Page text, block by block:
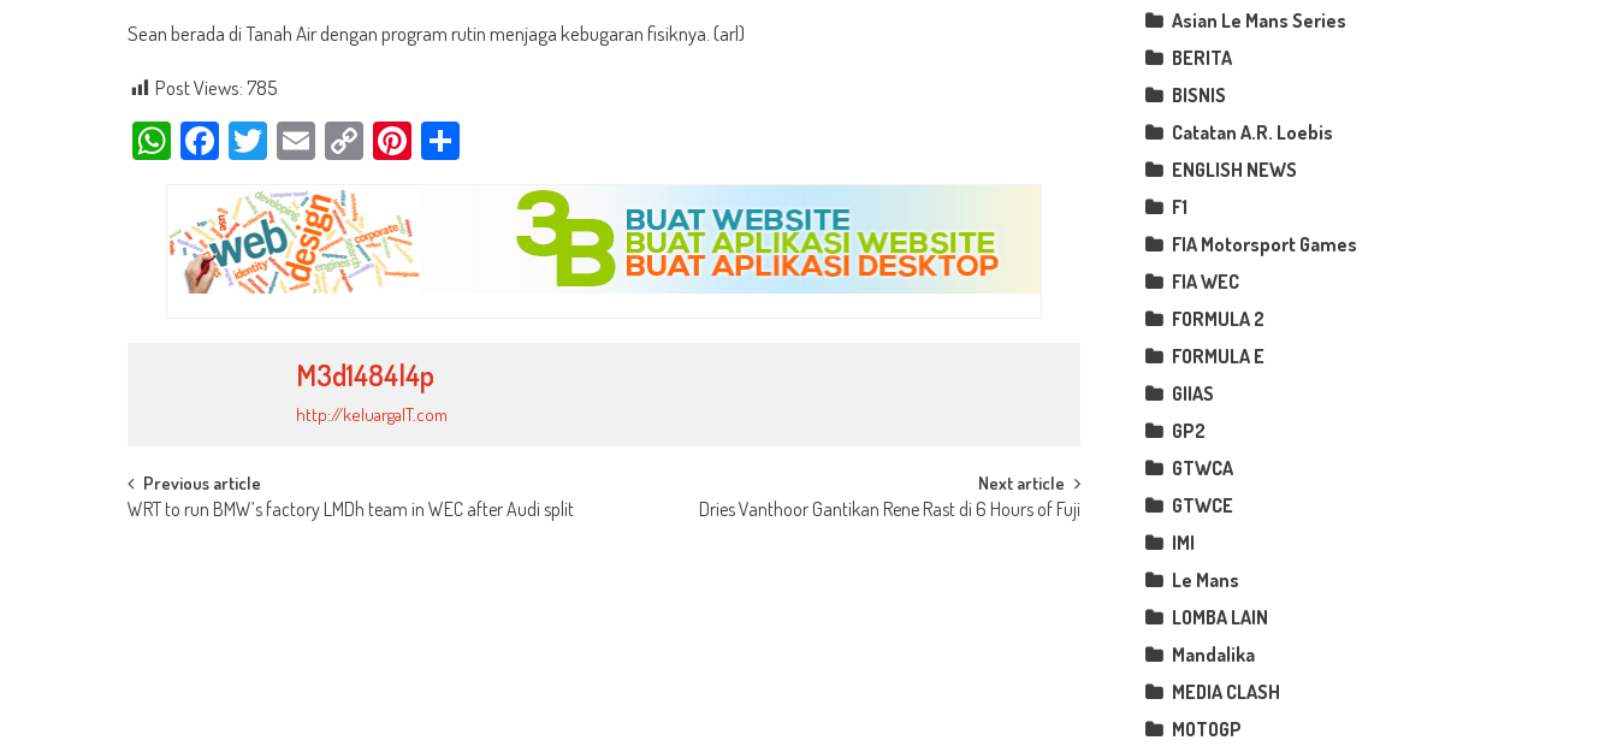
Sean berada di Tanah Air dengan program rutin menjaga kebugaran fisiknya. (arl)
Post Views:785
WhatsApp
Facebook
TwitterEmailCopyPinterest
M3d1484l4p
http://keluargaIT.com
Post
Previous article
WRT to run BMW’s factory LMDh team in WEC after Audi split
Next article
Dries Vanthoor Gantikan Rene Rast di 6 Hours of Fuji
Asian Le Mans Series
BERITA
BISNIS
Catatan A.R. Loebis
ENGLISH NEWS
F1
FIA Motorsport Games
FIA WEC
FORMULA 2
FORMULA E
GIIAS
GP2
GTWCA
GTWCE
IMI
Le Mans
LOMBA LAIN
Mandalika
MEDIA CLASH
MOTOGP